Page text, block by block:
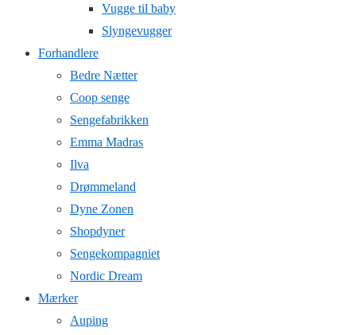
Vugge til baby
Slyngevugger
Forhandlere
Bedre Nætter
Coop senge
Sengefabrikken
Emma Madras
Ilva
Drømmeland
Dyne Zonen
Shopdyner
Sengekompagniet
Nordic Dream
Mærker
Auping